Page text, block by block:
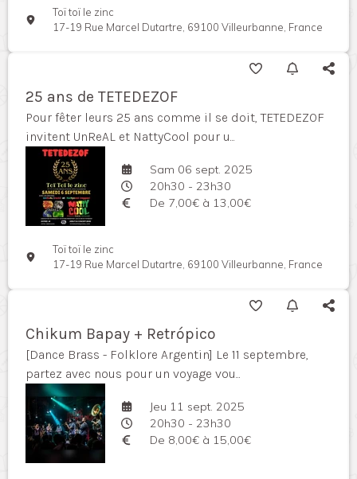
Toï toï le zinc
17-19 Rue Marcel Dutartre, 69100 Villeurbanne, France
25 ans de TETEDEZOF
Pour fêter leurs 25 ans comme il se doit, TETEDEZOF
invitent UnReAL et NattyCool pour u...
Sam 06 sept. 2025
20h30 - 23h30
De 7,00€ à 13,00€
Toï toï le zinc
17-19 Rue Marcel Dutartre, 69100 Villeurbanne, France
Chikum Bapay + Retrópico
[Dance Brass - Folklore Argentin] Le 11 septembre,
partez avec nous pour un voyage vou...
Jeu 11 sept. 2025
20h30 - 23h30
De 8,00€ à 15,00€